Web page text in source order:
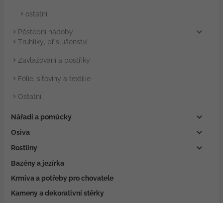
ostatní
Pěstební nádoby
Truhlíky, příslušenství
Zavlažování a postřiky
Fólie, síťoviny a textílie
Ostatní
Nářadí a pomůcky
Osiva
Rostliny
Bazény a jezírka
Krmiva a potřeby pro chovatele
Kameny a dekorativní stěrky